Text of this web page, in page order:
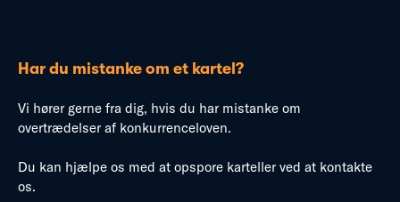
Har du mistanke om et kartel?
Vi hører gerne fra dig, hvis du har mistanke om
overtrædelser af konkurrenceloven.
Du kan hjælpe os med at opspore karteller ved at kontakte
os.